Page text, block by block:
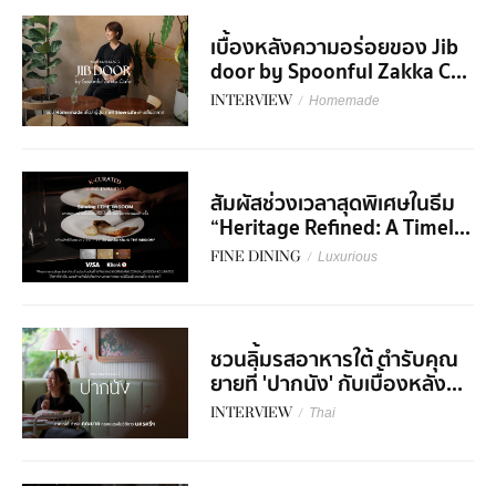
เบื้องหลังความอร่อยของ Jib
door by Spoonful Zakka C...
INTERVIEW / Homemade
สัมผัสช่วงเวลาสุดพิเศษในธีม
“Heritage Refined: A Timel...
FINE DINING / Luxurious
ชวนลิ้มรสอาหารใต้ ตำรับคุณ
ยายที่ 'ปากนัง' กับเบื้องหลัง...
INTERVIEW / Thai